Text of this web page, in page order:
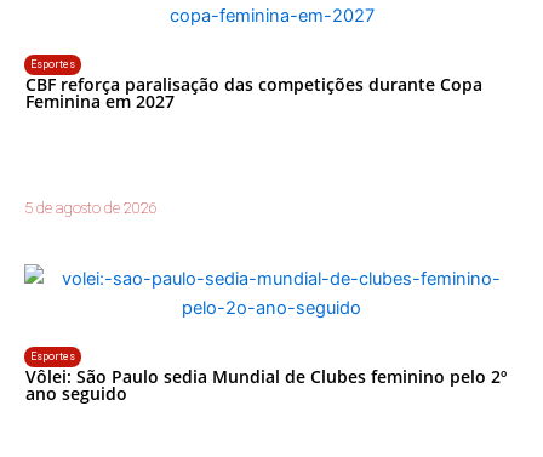
Esportes
CBF reforça paralisação das competições durante Copa
Feminina em 2027
5 de agosto de 2026
Esportes
Vôlei: São Paulo sedia Mundial de Clubes feminino pelo 2º
ano seguido